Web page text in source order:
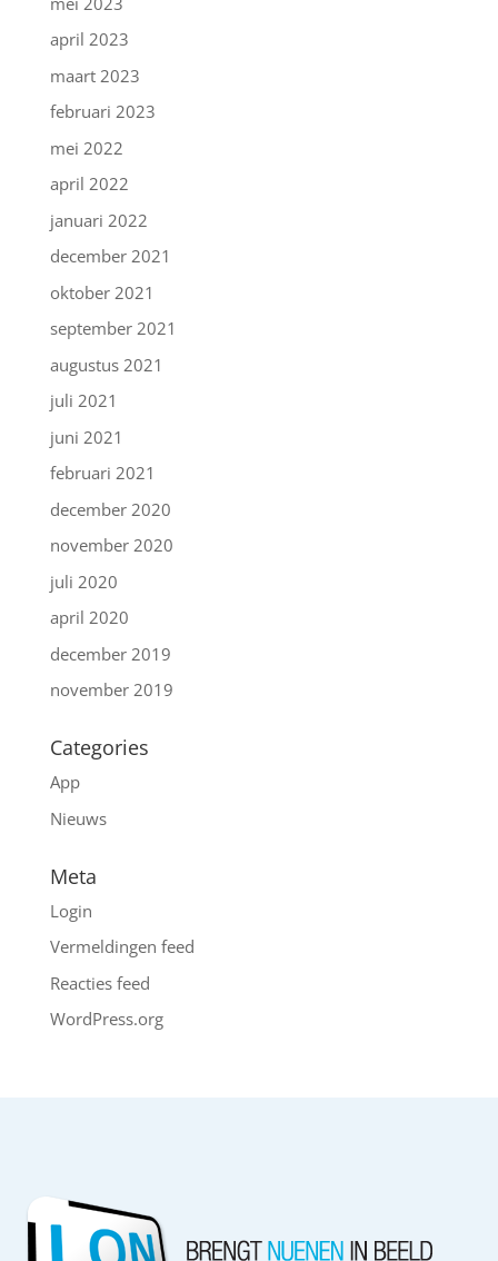
april 2023
maart 2023
februari 2023
mei 2022
april 2022
januari 2022
december 2021
oktober 2021
september 2021
augustus 2021
juli 2021
juni 2021
februari 2021
december 2020
november 2020
juli 2020
april 2020
december 2019
november 2019
Categories
App
Nieuws
Meta
Login
Vermeldingen feed
Reacties feed
WordPress.org